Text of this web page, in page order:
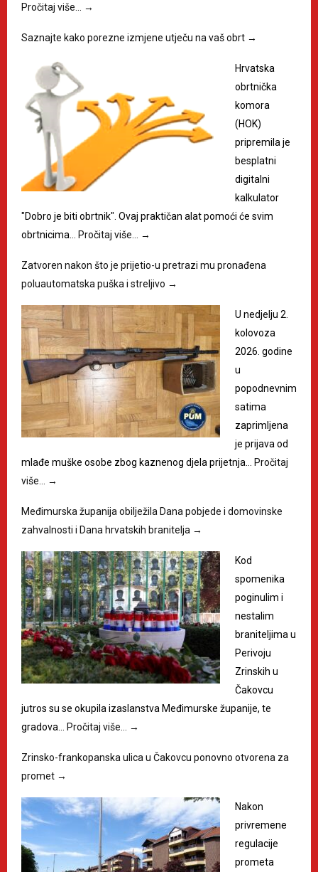
Pročitaj više…
→
Saznajte kako porezne izmjene utječu na vaš obrt →
Hrvatska
obrtnička
komora
(HOK)
pripremila je
besplatni
digitalni
kalkulator
"Dobro je biti obrtnik". Ovaj praktičan alat pomoći će svim
obrtnicima…
Pročitaj više… →
Zatvoren nakon što je prijetio-u pretrazi mu pronađena
poluautomatska puška i streljivo →
U nedjelju 2.
kolovoza
2026. godine
u
popodnevnim
satima
zaprimljena
je prijava od
mlađe muške osobe zbog kaznenog djela prijetnja…
Pročitaj
više…
→
Međimurska županija obilježila Dana pobjede i domovinske
zahvalnosti i Dana hrvatskih branitelja →
Kod
spomenika
poginulim i
nestalim
braniteljima u
Perivoju
Zrinskih u
Čakovcu
jutros su se okupila izaslanstva Međimurske županije, te
gradova…
Pročitaj više… →
Zrinsko-frankopanska ulica u Čakovcu ponovno otvorena za
promet →
Nakon
privremene
regulacije
prometa